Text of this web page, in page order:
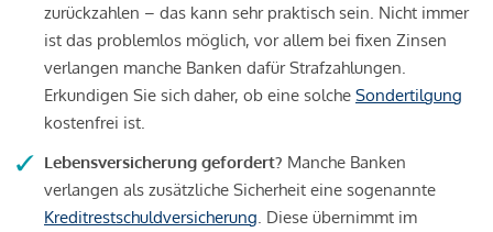
zurückzahlen – das kann sehr praktisch sein. Nicht immer
ist das problemlos möglich, vor allem bei fixen Zinsen
verlangen manche Banken dafür Strafzahlungen.
Erkundigen Sie sich daher, ob eine solche Sondertilgung
kostenfrei ist.
Lebensversicherung gefordert? Manche Banken
verlangen als zusätzliche Sicherheit eine sogenannte
Kreditrestschuldversicherung. Diese übernimmt im